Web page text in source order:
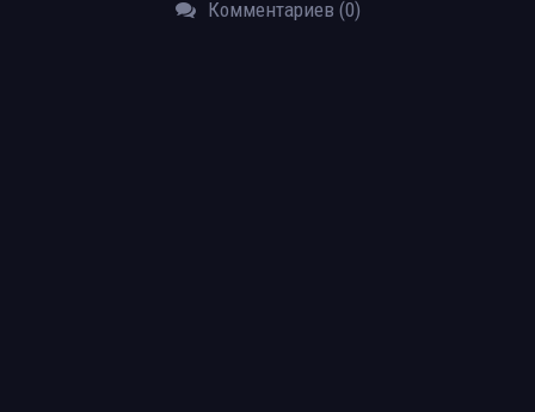
Комментариев (0)